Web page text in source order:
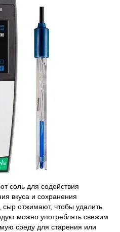
соль для содействия
вкуса и сохранения
сыр отжимают, чтобы удалить
можно употреблять свежим
среду для старения или